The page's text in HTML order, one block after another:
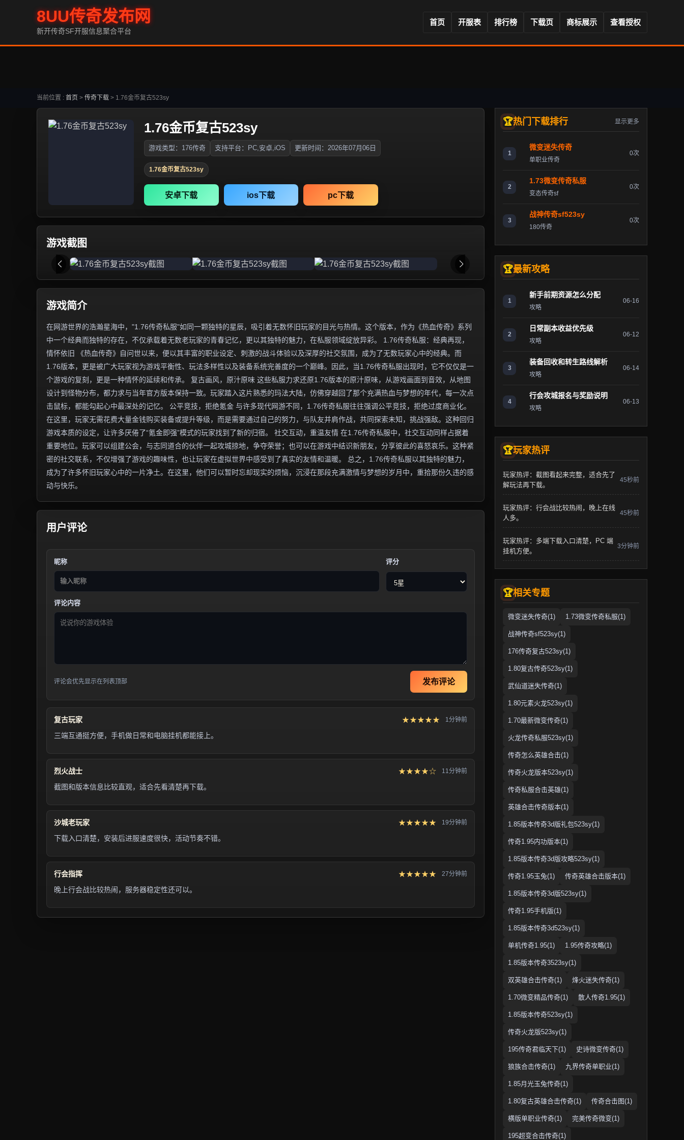
8UU传奇发布网
新开传奇SF开服信息聚合平台
首页 开服表 排行榜 下载页 商标展示 查看授权
当前位置 : 首页 > 传奇下载 > 1.76金币复古523sy
1.76金币复古523sy
游戏类型：176传奇 支持平台：PC,安卓,iOS 更新时间：2026年07月06日
1.76金币复古523sy
安卓下载 ios下载 pc下载
游戏截图
游戏简介
在网游世界的浩瀚星海中，"1.76传奇私服"如同一颗独特的星辰，吸引着无数怀旧玩家的目光与热情。这个版本，作为《热血传奇》系列
中一个经典而独特的存在，不仅承载着无数老玩家的青春记忆，更以其独特的魅力，在私服领域绽放异彩。 1.76传奇私服：经典再现，
情怀依旧 《热血传奇》自问世以来，便以其丰富的职业设定、刺激的战斗体验以及深厚的社交氛围，成为了无数玩家心中的经典。而
1.76版本，更是被广大玩家视为游戏平衡性、玩法多样性以及装备系统完善度的一个巅峰。因此，当1.76传奇私服出现时，它不仅仅是一
个游戏的复刻，更是一种情怀的延续和传承。 复古画风，原汁原味 这些私服力求还原1.76版本的原汁原味，从游戏画面到音效，从地图
设计到怪物分布，都力求与当年官方版本保持一致。玩家踏入这片熟悉的玛法大陆，仿佛穿越回了那个充满热血与梦想的年代，每一次点
击鼠标，都能勾起心中最深处的记忆。 公平竞技，拒绝氪金 与许多现代网游不同，1.76传奇私服往往强调公平竞技，拒绝过度商业化。
在这里，玩家无需花费大量金钱购买装备或提升等级，而是需要通过自己的努力，与队友并肩作战，共同探索未知，挑战强敌。这种回归
游戏本质的设定，让许多厌倦了“氪金即强”模式的玩家找到了新的归宿。 社交互动，重温友情 在1.76传奇私服中，社交互动同样占据着
重要地位。玩家可以组建公会，与志同道合的伙伴一起攻城掠地，争夺荣誉；也可以在游戏中结识新朋友，分享彼此的喜怒哀乐。这种紧
密的社交联系，不仅增强了游戏的趣味性，也让玩家在虚拟世界中感受到了真实的友情和温暖。 总之，1.76传奇私服以其独特的魅力，
成为了许多怀旧玩家心中的一片净土。在这里，他们可以暂时忘却现实的烦恼，沉浸在那段充满激情与梦想的岁月中，重拾那份久违的感
动与快乐。
用户评论
昵称 评分
评论内容
评论会优先显示在列表顶部 发布评论
复古玩家 ★★★★★ 1分钟前
三端互通挺方便，手机做日常和电脑挂机都能接上。
烈火战士 ★★★★☆ 11分钟前
截图和版本信息比较直观，适合先看清楚再下载。
沙城老玩家 ★★★★★ 19分钟前
下载入口清楚，安装后进服速度很快，活动节奏不错。
行会指挥 ★★★★★ 27分钟前
晚上行会战比较热闹，服务器稳定性还可以。
热门下载排行 显示更多
1
微变迷失传奇
单职业传奇
0次
2
1.73微变传奇私服
变态传奇sf
0次
3
战神传奇sf523sy
180传奇
0次
最新攻略
1
新手前期资源怎么分配
攻略
06-16
2
日常副本收益优先级
攻略
06-12
3
装备回收和转生路线解析
攻略
06-14
4
行会攻城报名与奖励说明
攻略
06-13
玩家热评
玩家热评：截图看起来完整，适合先了
解玩法再下载。
45秒前
玩家热评：行会战比较热闹，晚上在线
人多。
45秒前
玩家热评：多端下载入口清楚，PC 端
挂机方便。
3分钟前
相关专题
微变迷失传奇(1) 1.73微变传奇私服(1)
战神传奇sf523sy(1)
176传奇复古523sy(1)
1.80复古传奇523sy(1)
武仙道迷失传奇(1)
1.80元素火龙523sy(1)
1.70最新微变传奇(1)
火龙传奇私服523sy(1)
传奇怎么英雄合击(1)
传奇火龙版本523sy(1)
传奇私服合击英雄(1)
英雄合击传奇版本(1)
1.85版本传奇3d版礼包523sy(1)
传奇1.95内功版本(1)
1.85版本传奇3d版攻略523sy(1)
传奇1.95玉兔(1) 传奇英雄合击版本(1)
1.85版本传奇3d版523sy(1)
传奇1.95手机版(1)
1.85版本传奇3d523sy(1)
单机传奇1.95(1) 1.95传奇攻略(1)
1.85版本传奇3523sy(1)
双英雄合击传奇(1) 烽火迷失传奇(1)
1.70微变精品传奇(1) 散人传奇1.95(1)
1.85版本传奇523sy(1)
传奇火龙版523sy(1)
195传奇君临天下(1) 史诗微变传奇(1)
狼族合击传奇(1) 九界传奇单职业(1)
1.85月光玉兔传奇(1)
1.80复古英雄合击传奇(1) 传奇合击图(1)
横版单职业传奇(1) 完美传奇微变(1)
195超变合击传奇(1)